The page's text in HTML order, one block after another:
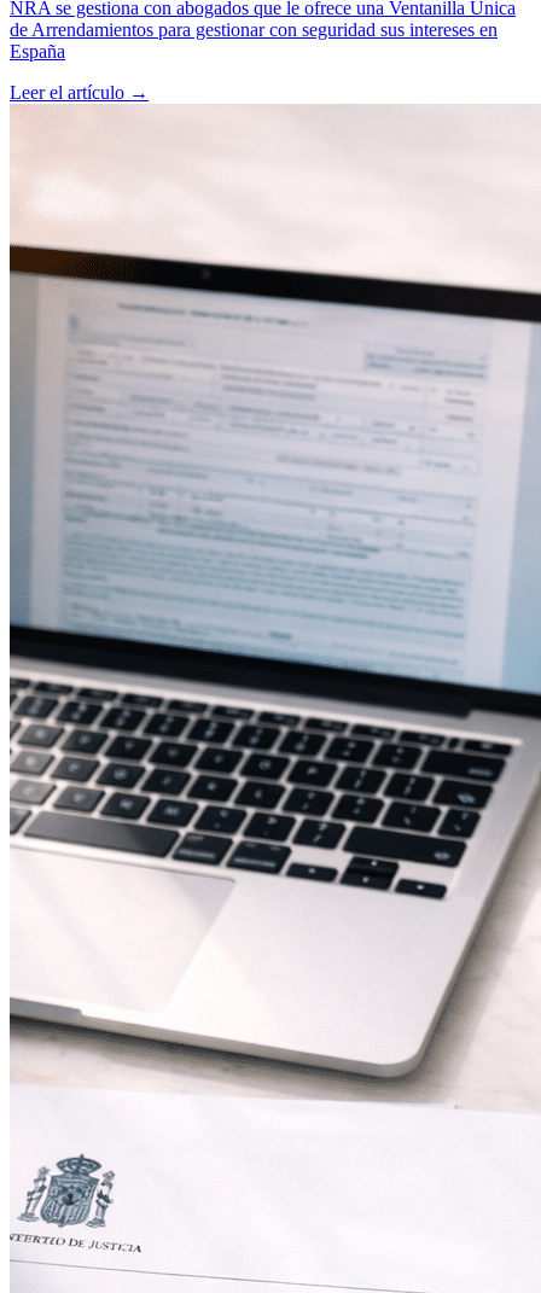
NRA se gestiona con abogados que le ofrece una Ventanilla Única
de Arrendamientos para gestionar con seguridad sus intereses en
España
Leer el artículo →